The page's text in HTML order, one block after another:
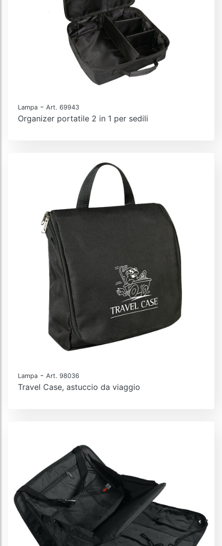
Lampa - Art. 69943
Organizer portatile 2 in 1 per sedili
Lampa - Art. 98036
Travel Case, astuccio da viaggio